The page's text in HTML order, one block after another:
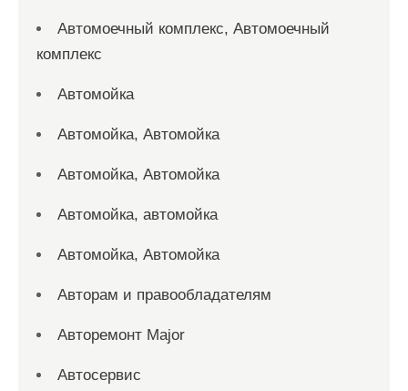
Автомоечный комплекс, Автомоечный
комплекс
Автомойка
Автомойка, Автомойка
Автомойка, Автомойка
Автомойка, автомойка
Автомойка, Автомойка
Авторам и правообладателям
Авторемонт Major
Автосервис